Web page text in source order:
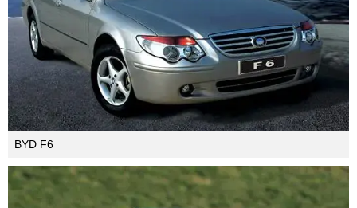
Оригинальный Smart ForTwo.